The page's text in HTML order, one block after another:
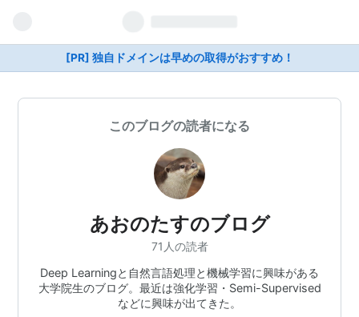
[PR] 独自ドメインは早めの取得がおすすめ！
このブログの読者になる
あおのたすのブログ
71人の読者
Deep Learningと自然言語処理と機械学習に興味がある
大学院生のブログ。最近は強化学習・Semi-Supervised
などに興味が出てきた。